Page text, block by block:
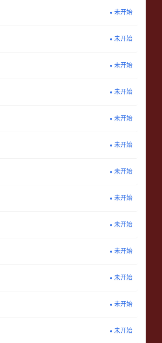
未开始
未开始
未开始
未开始
未开始
未开始
未开始
未开始
未开始
未开始
未开始
未开始
未开始